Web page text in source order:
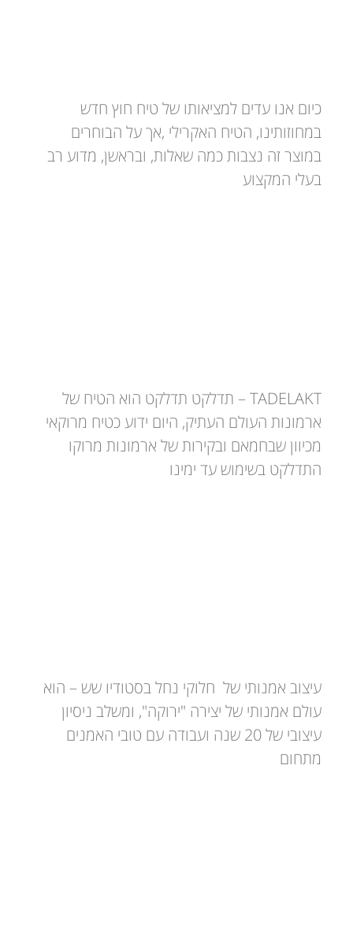
כיום אנו עדים למציאותו של טיח חוץ חדש
במחוזותינו, הטיח האקרילי ,אך על הבוחרים
במוצר זה נצבות כמה שאלות, ובראשן, מדוע רב
בעלי המקצוע
TADELAKT – תדלקט תדלקט הוא הטיח של
ארמונות העולם העתיק, היום ידוע כטיח מרוקאי
מכיוון שבחמאם ובקירות של ארמונות מרוקו
התדלקט בשימוש עד ימינו
עיצוב אמנותי של חלוקי נחל בסטודיו שש – הוא
עולם אמנותי של יצירה "ירוקה", ומשלב ניסיון
עיצובי של 20 שנה ועבודה עם טובי האמנים
מתחום